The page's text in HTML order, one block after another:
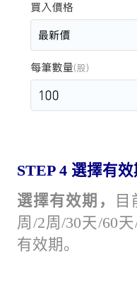
STEP 4 選擇有
選擇有效期，
周/2周/30天/60
有效期。